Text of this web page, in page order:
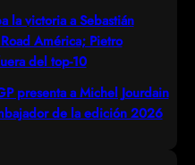
la victoria a Sebastián
América; Pietro
del top-10
presenta a Michel Jourdain
de la edición 2026